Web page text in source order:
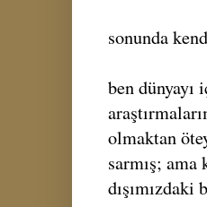
sonunda
ben
olmaktan
sarmış;
dışımızdaki